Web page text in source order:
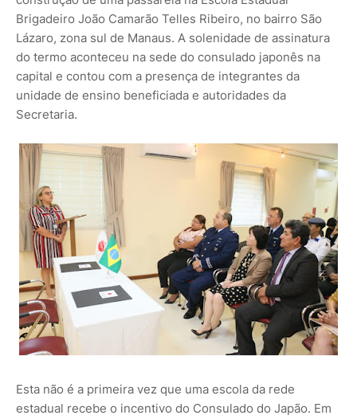
Brigadeiro João Camarão Telles Ribeiro, no bairro São
Lázaro, zona sul de Manaus. A solenidade de assinatura
do termo aconteceu na sede do consulado japonês na
capital e contou com a presença de integrantes da
unidade de ensino beneficiada e autoridades da
Secretaria.
Esta não é a primeira vez que uma escola da rede
estadual recebe o incentivo do Consulado do Japão. Em